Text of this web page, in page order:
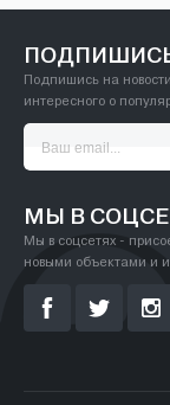
Подпишись на
интересного о
МЫ В
Мы в соцсетях -
новыми объектами и